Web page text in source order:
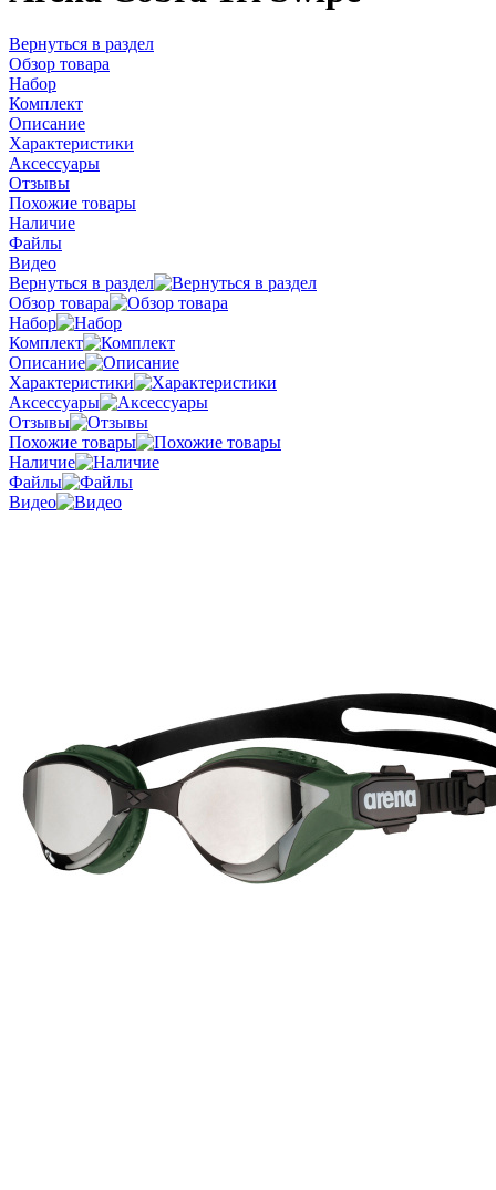
Вернуться в раздел
Обзор товара
Набор
Комплект
Описание
Характеристики
Аксессуары
Отзывы
Похожие товары
Наличие
Файлы
Видео
Вернуться в раздел
Обзор товара
Набор
Комплект
Описание
Характеристики
Аксессуары
Отзывы
Похожие товары
Наличие
Файлы
Видео